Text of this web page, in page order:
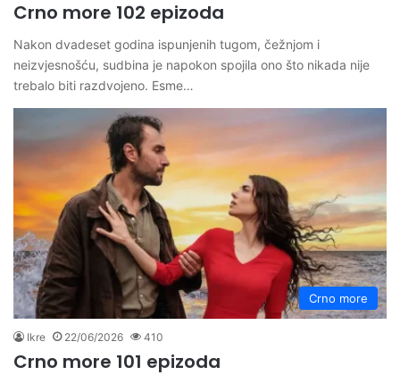
Crno more 102 epizoda
Nakon dvadeset godina ispunjenih tugom, čežnjom i
neizvjesnošću, sudbina je napokon spojila ono što nikada nije
trebalo biti razdvojeno. Esme…
Crno more
Ikre 22/06/2026 410
Crno more 101 epizoda